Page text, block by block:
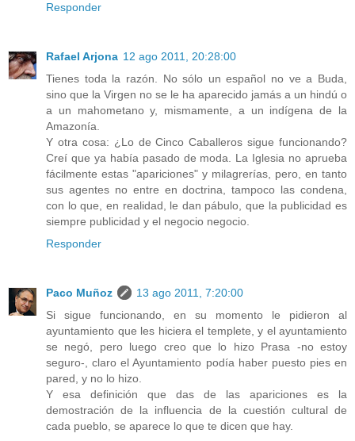
Responder
Rafael Arjona 12 ago 2011, 20:28:00
Tienes toda la razón. No sólo un español no ve a Buda,
sino que la Virgen no se le ha aparecido jamás a un hindú o
a un mahometano y, mismamente, a un indígena de la
Amazonía.
Y otra cosa: ¿Lo de Cinco Caballeros sigue funcionando?
Creí que ya había pasado de moda. La Iglesia no aprueba
fácilmente estas "apariciones" y milagrerías, pero, en tanto
sus agentes no entre en doctrina, tampoco las condena,
con lo que, en realidad, le dan pábulo, que la publicidad es
siempre publicidad y el negocio negocio.
Responder
Paco Muñoz
13 ago 2011, 7:20:00
Si sigue funcionando, en su momento le pidieron al
ayuntamiento que les hiciera el templete, y el ayuntamiento
se negó, pero luego creo que lo hizo Prasa -no estoy
seguro-, claro el Ayuntamiento podía haber puesto pies en
pared, y no lo hizo.
Y esa definición que das de las apariciones es la
demostración de la influencia de la cuestión cultural de
cada pueblo, se aparece lo que te dicen que hay.